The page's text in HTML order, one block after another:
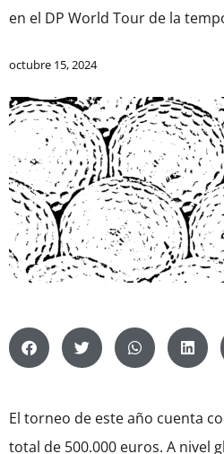
en el DP World Tour de la
octubre 15, 2024
El torneo de este año cuenta
total de 500.000 euros. A nivel